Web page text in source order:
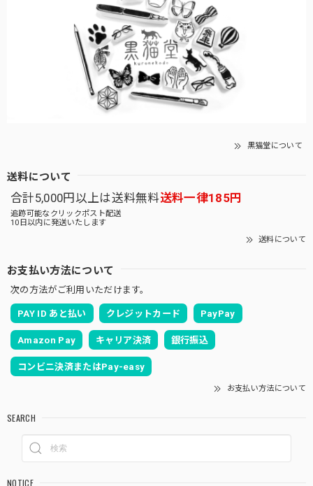
黒猫堂について
送料について
合計5,000円以上は送料無料送料一律185円
追跡可能なクリックポスト配送
10日以内に発送いたします
送料について
お支払い方法について
次の方法がご利用いただけます。
PAY ID あと払い クレジットカード PayPay
Amazon Pay キャリア決済 銀行振込
コンビニ決済またはPay-easy
お支払い方法について
SEARCH
NOTICE